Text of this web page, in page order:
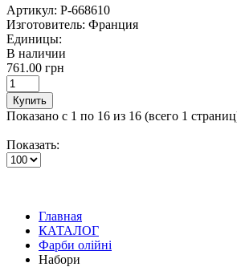
Артикул: P-668610
Изготовитель: Франция
Единицы:
В наличии
761.00 грн
Купить
Показано с 1 по 16 из 16 (всего 1
Показать:
Главная
КАТАЛОГ
Фарби олійні
Набори